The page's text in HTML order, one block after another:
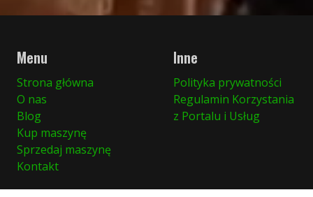
Menu
Strona główna
O nas
Blog
Kup maszynę
Sprzedaj maszynę
Kontakt
Inne
Polityka prywatności
Regulamin Korzystania
z Portalu i Usług